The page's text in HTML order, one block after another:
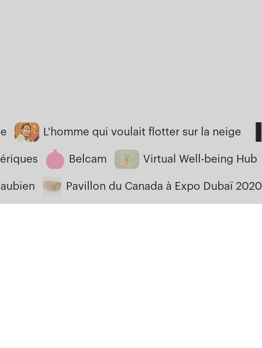
L'homme qui voulait flotter sur la neige
Belcam Virtual Well-being Hub
Pavillon du Canada à Expo Dubaï 2020